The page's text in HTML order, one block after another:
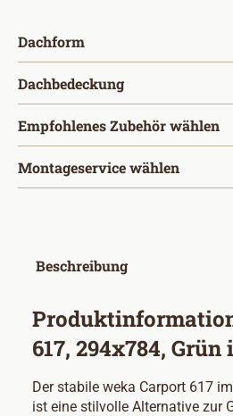
Dachform
Dachbedeckungauswählen
Empfohlenes Zubehör wählen
Montageservice wählen
Beschreibung
617, 294x784,
Der stabile weka Carport 617
ist eine stilvolle Alternative zur